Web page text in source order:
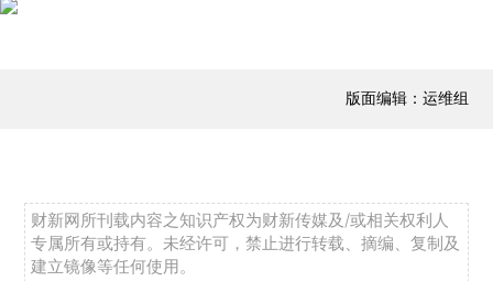
版面编辑：运维组
财新网所刊载内容之知识产权为财新传媒及/或相关权利人
专属所有或持有。未经许可，禁止进行转载、摘编、复制及
建立镜像等任何使用。